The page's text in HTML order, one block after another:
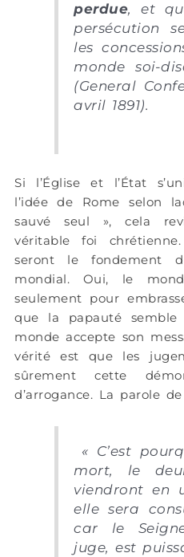
perdue, et
persécution
les
monde soi-
(General
avril 1891).
Si l’Église et l’État
l’idée de Rome selon
sauvé seul », cela
véritable foi
seront le fondement
mondial. Oui, le
seulement pour
que la papauté
monde accepte son
vérité est que les
sûrement cette
d’arrogance. La parole
« C’est
mort, le
viendront en
elle sera
car le
juge, est